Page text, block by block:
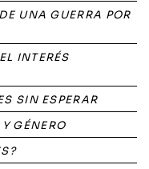
UNA GUERRA POR
INTERÉS
SIN ESPERAR
GÉNERO